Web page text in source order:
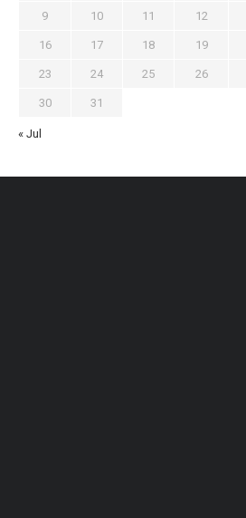
9 10 11 12
16 17 18 19
23 24 25 26
30 31
« Jul